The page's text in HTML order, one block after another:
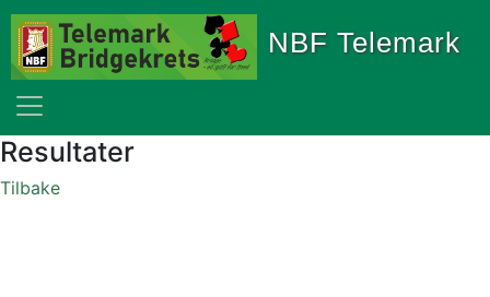
NBF Telemark
Resultater
Tilbake